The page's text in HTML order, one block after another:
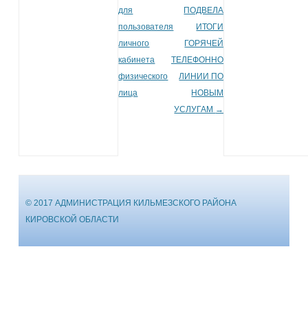
для
пользователя
личного
кабинета
физического
лица
ПОДВЕЛА
ИТОГИ
ГОРЯЧЕЙ
ТЕЛЕФОННОЙ
ЛИНИИ ПО
НОВЫМ
УСЛУГАМ →
© 2017 АДМИНИСТРАЦИЯ КИЛЬМЕЗСКОГО РАЙОНА
КИРОВСКОЙ ОБЛАСТИ